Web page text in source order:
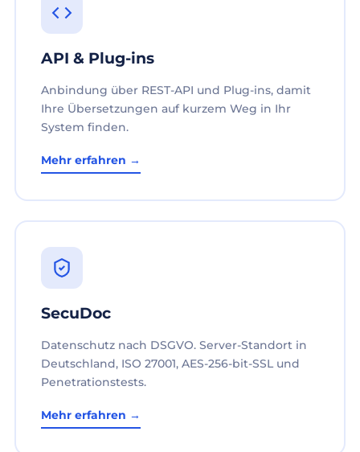
API & Plug-ins
Anbindung über REST-API und Plug-ins, damit
Ihre Übersetzungen auf kurzem Weg in Ihr
System finden.
Mehr erfahren →
SecuDoc
Datenschutz nach DSGVO. Server-Standort in
Deutschland, ISO 27001, AES-256-bit-SSL und
Penetrationstests.
Mehr erfahren →